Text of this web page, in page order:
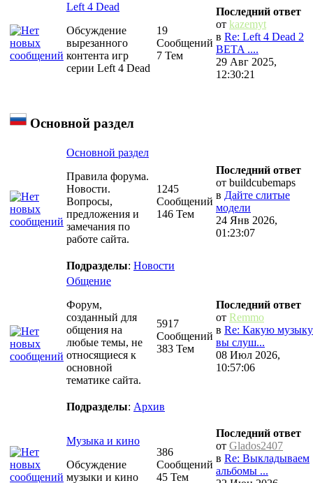
Left 4 Dead
Обсуждение
вырезанного
контента игр
серии Left 4 Dead
19
Сообщений
7 Тем
Последний ответ
от kazemyt
в Re: Left 4 Dead 2
BETA ....
29 Авг 2025,
12:30:21
Основной раздел
Основной раздел
Правила форума.
Новости.
Вопросы,
предложения и
замечания по
работе сайта.
1245
Сообщений
146 Тем
Последний ответ
от buildcubemaps
в Дайте слитые
модели
24 Янв 2026,
01:23:07
Подразделы: Новости
Общение
Форум,
созданный для
общения на
любые темы, не
относящиеся к
основной
тематике сайта.
5917
Сообщений
383 Тем
Последний ответ
от Remmo
в Re: Какую музыку
вы слуш...
08 Июл 2026,
10:57:06
Подразделы: Архив
Музыка и кино
Обсуждение
музыки и кино
386
Сообщений
45 Тем
Последний ответ
от Glados2407
в Re: Выкладываем
альбомы ...